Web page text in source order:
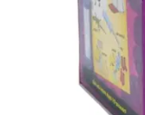
Jocuri pentru o
Jocuri pentru 2
Game cunoscute
Vezi toate produsele